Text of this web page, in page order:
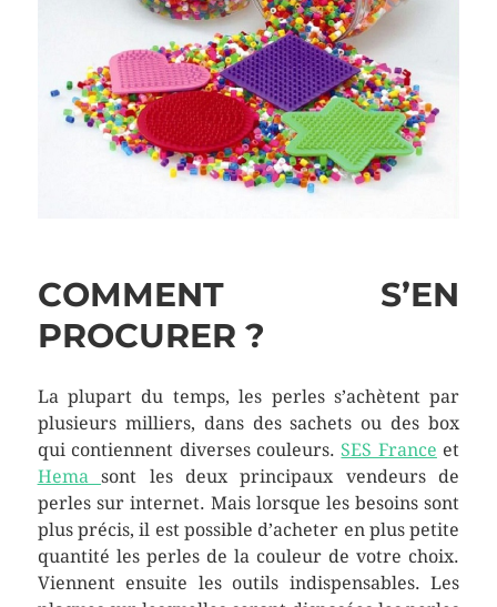
COMMENT S’EN
PROCURER ?
La plupart du temps, les perles s’achètent par
plusieurs milliers, dans des sachets ou des box
qui contiennent diverses couleurs.SES France et
Hemasont les deux principaux vendeurs de
perles sur internet. Mais lorsque les besoins sont
plus précis, il est possible d’acheter en plus petite
quantité les perles de la couleur de votre choix.
Viennent ensuite les outils indispensables. Les